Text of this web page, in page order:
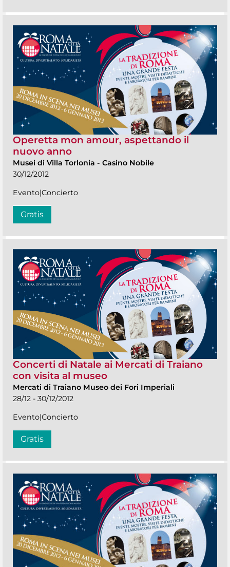
Operetta mon amour, aspettando il
nuovo anno
Musei di Villa Torlonia - Casino Nobile
30/12/2012
Evento|Concierto
Gratis
Concerti di Natale ai Mercati di Traiano
con visita al museo
Mercati di Traiano Museo dei Fori Imperiali
28/12 - 30/12/2012
Evento|Concierto
Gratis